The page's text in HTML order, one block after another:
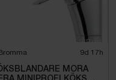
9d 17h
MORA